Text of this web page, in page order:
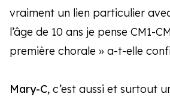
vraiment un lien particulier
l’âge de 10 ans je pense CM1-
première chorale » a-t-elle
Mary-C, c’est aussi et surtout